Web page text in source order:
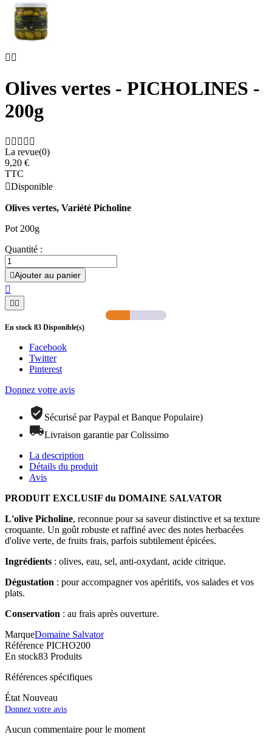
 
Olives vertes - PICHOLINES -
200g
    
La revue(0)
9,20 €
TTC
Disponible
Olives vertes, Variété Picholine
Pot 200g
Quantité :
Ajouter au panier


En stock 83 Disponible(s)
Facebook
Twitter
Pinterest
Donnez votre avis
Sécurisé par Paypal et Banque Populaire)
Livraison garantie par Colissimo
La description
Détails du produit
Avis
PRODUIT EXCLUSIF du DOMAINE SALVATOR
L'olive Picholine, reconnue pour sa saveur distinctive et sa texture
croquante. Un goût robuste et raffiné avec des notes herbacées
d'olive verte, de fruits frais, parfois subtilement épicées.
Ingrédients : olives, eau, sel, anti-oxydant, acide citrique.
Dégustation : pour accompagner vos apéritifs, vos salades et vos
plats.
Conservation : au frais après ouverture.
MarqueDomaine Salvator
Référence PICHO200
En stock83 Produits
Références spécifiques
État Nouveau
Donnez votre avis
Aucun commentaire pour le moment